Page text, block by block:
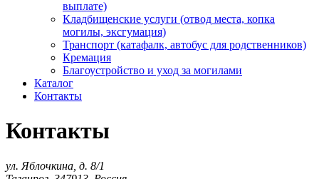
выплате)
Кладбищенские услуги (отвод места, копка
могилы, эксгумация)
Транспорт (катафалк, автобус для родственников)
Кремация
Благоустройство и уход за могилами
Каталог
Контакты
Контакты
ул. Яблочкина, д. 8/1